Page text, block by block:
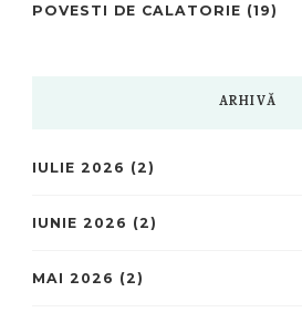
POVESTI DE CALATORIE (19)
ARHIVĂ
IULIE 2026 (2)
IUNIE 2026 (2)
MAI 2026 (2)